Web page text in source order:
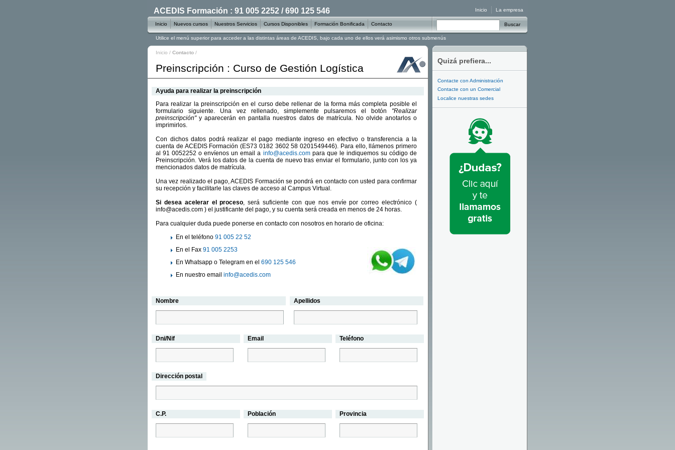
Inicio / Contacto /
Preinscripción : Curso de Gestión Logística
Ayuda para realizar la preinscripción
Para realizar la preinscripción en el curso debe rellenar de la forma más completa posible el
formulario siguiente. Una vez rellenado, simplemente pulsaremos el botón "Realizar
preinscripción"y aparecerán en pantalla nuestros datos de matrícula. No olvide anotarlos o
imprimirlos.
Con dichos datos podrá realizar el pago mediante ingreso en efectivo o transferencia a la
cuenta de ACEDIS Formación (ES73 0182 3602 58 0201549446). Para ello, llámenos primero
al 91 0052252 o envíenos un email a info@acedis.compara que le indiquemos su código de
Preinscripción. Verá los datos de la cuenta de nuevo tras enviar el formulario, junto con los ya
mencionados datos de matrícula.
Una vez realizado el pago, ACEDIS Formación se pondrá en contacto con usted para confirmar
su recepción y facilitarle las claves de acceso al Campus Virtual.
Si desea acelerar el proceso, será suficiente con que nos envíe por correo electrónico (
info@acedis.com ) el justificante del pago, y su cuenta será creada en menos de 24 horas.
Para cualquier duda puede ponerse en contacto con nosotros en horario de oficina:
En el teléfono 91 005 22 52
En el Fax 91 005 2253
En Whatsapp o Telegram en el 690 125 546
En nuestro email info@acedis.com
Nombre Apellidos
Dni/Nif Email Teléfono
Dirección postal
C.P. Población Provincia
Quizá prefiera...
Contacte con Administración
Contacte con un Comercial
Localice nuestras sedes
ACEDIS Formación : 91 005 2252 / 690 125 546 La empresa
Inicio
Inicio Nuevos cursos Nuestros Servicios Cursos Disponibles Formación Bonificada Contacto Buscar
Utilice el menú superior para acceder a las distintas áreas de ACEDIS, bajo cada uno de ellos verá asimismo otros submenús